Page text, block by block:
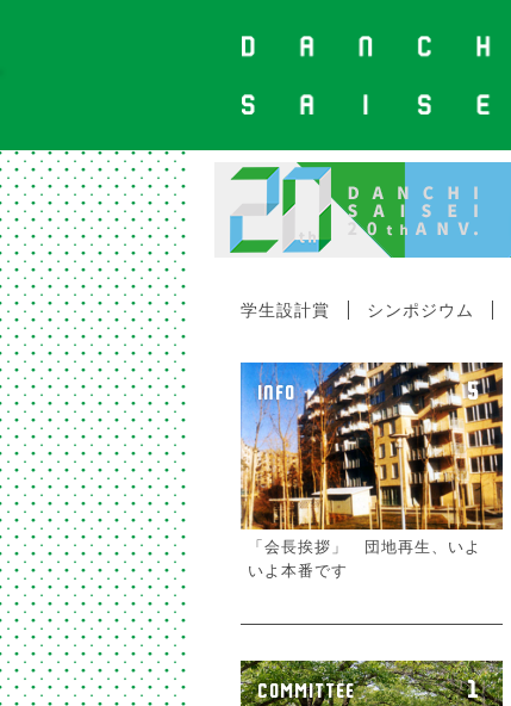
学生設計賞 シンポジウム
INFO 5
「会長挨拶」 団地再生、いよ
いよ本番です
COMMITTEE
1